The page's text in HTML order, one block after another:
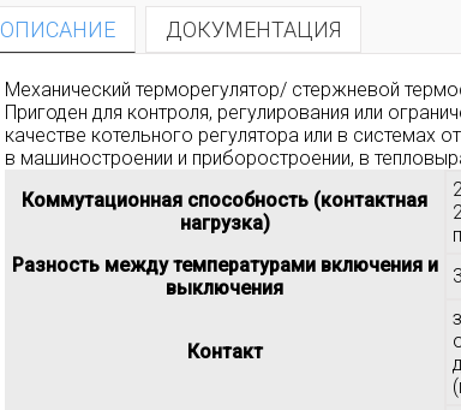
ОПИСАНИЕ ДОКУМЕНТАЦИЯ
Механический терморегулятор/ стержневой
Пригоден для контроля, регулирования или
качестве котельного регулятора или в системах
в машиностроении и приборостроении, в
Коммутационная способность (контактная
нагрузка)
Разность между температурами включения и
выключения
Контакт